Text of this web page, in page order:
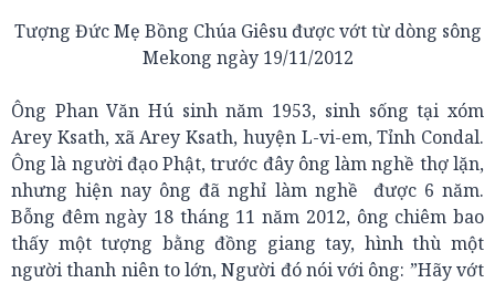
Tượng Đức Mẹ Bồng Chúa Giêsu được vớt từ dòng sông
Mekong ngày 19/11/2012
Ông Phan Văn Hú sinh năm 1953, sinh sống tại xóm
Arey Ksath, xã Arey Ksath, huyện L-vi-em, Tỉnh Condal.
Ông là người đạo Phật, trước đây ông làm nghề thợ lặn,
nhưng hiện nay ông đã nghỉ làm nghề được 6 năm.
Bỗng đêm ngày 18 tháng 11 năm 2012, ông chiêm bao
thấy một tượng bằng đồng giang tay, hình thù một
người thanh niên to lớn, Người đó nói với ông: ”Hãy vớt